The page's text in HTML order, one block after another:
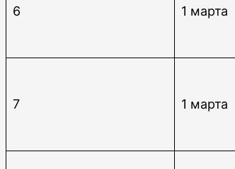
6 1 марта
7 1 марта